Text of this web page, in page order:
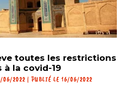
toutes les restrictions
à la covid-19
06/2022 | PUBLIÉ LE 16/06/2022